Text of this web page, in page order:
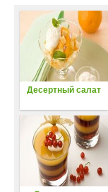
Десертный салат